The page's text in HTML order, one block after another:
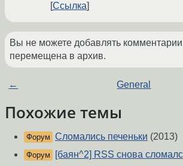
Ссылка
Вы не можете добавлять комментарии
перемещена в архив.
← General
Похожие темы
Форум Сломались печеньки (2013)
Форум [баян^2] RSS снова